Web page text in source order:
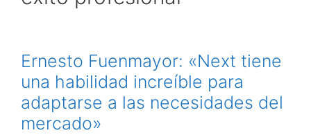
Ernesto Fuenmayor: «Next tiene
una habilidad increíble para
adaptarse a las necesidades del
mercado»